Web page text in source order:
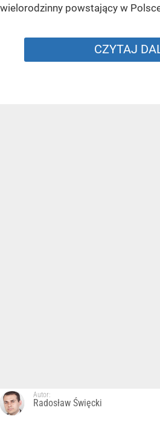
wielorodzinny powstający w
CZYTAJ
Autor:
Radosław Święcki